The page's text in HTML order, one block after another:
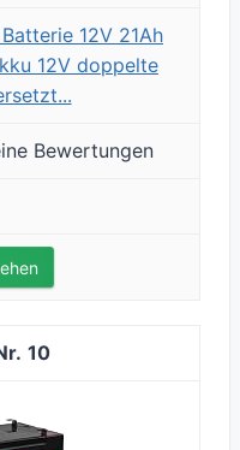
12V 21Ah
12V doppelte
Bewertungen
10